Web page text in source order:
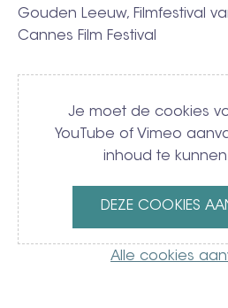
Gouden Leeuw, Filmfestival
Cannes Film Festival
Video
Je moet de cookies
YouTube of Vimeo
inhoud te
DEZE COOKIES
Alle cookies